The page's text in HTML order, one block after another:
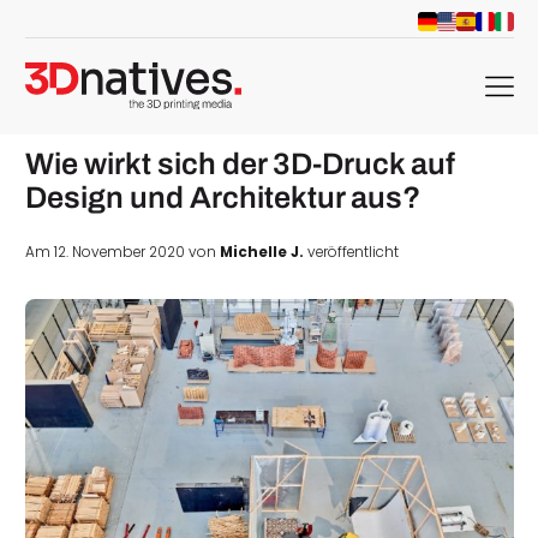
menu
Wie wirkt sich der 3D-Druck auf
Design und Architektur aus?
Am 12. November 2020 von Michelle J. veröffentlicht